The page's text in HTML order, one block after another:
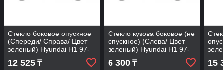
Стекло боковое опускное
(Спереди/ Справа/ Цвет
зеленый) Hyundai H1 97-
07 / Starex 97-07 / JAC
Refine
12 525 ₸
Стекло кузова боковое (не
опускное) (Слева/ Цвет
зеленый) Hyundai H1 97-
07 / Starex 97-07 / JAC
Refi
6 300₸
Refi
15